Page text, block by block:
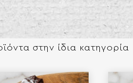
στην ίδια κατηγορία